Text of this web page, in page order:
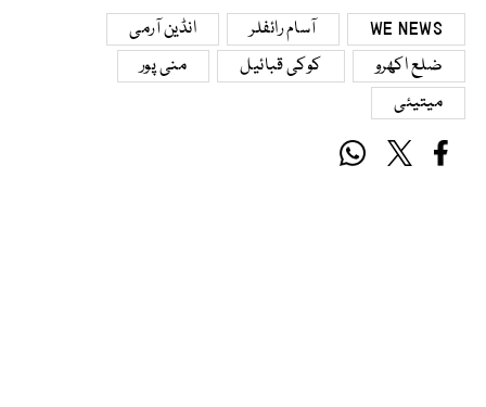
WE NEWS آسام رائفلر
انڈین آرمی
ضلع اکھرو
کوکی قبائیل
منی پور
میتیئی